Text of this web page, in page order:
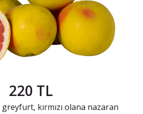
220 TL
kırmızı olana nazaran